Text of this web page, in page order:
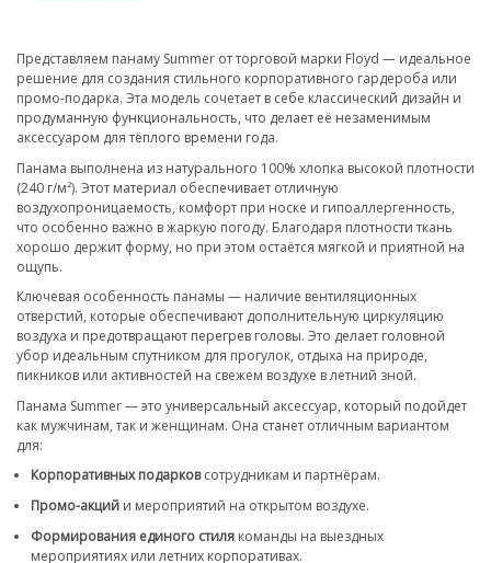
Представляем панаму Summer от торговой марки Floyd — идеальное
решение для создания стильного корпоративного гардероба или
промо-подарка. Эта модель сочетает в себе классический дизайн и
продуманную функциональность, что делает её незаменимым
аксессуаром для тёплого времени года.
Панама выполнена из натурального 100% хлопка высокой плотности
(240 г/м²). Этот материал обеспечивает отличную
воздухопроницаемость, комфорт при носке и гипоаллергенность,
что особенно важно в жаркую погоду. Благодаря плотности ткань
хорошо держит форму, но при этом остаётся мягкой и приятной на
ощупь.
Ключевая особенность панамы — наличие вентиляционных
отверстий, которые обеспечивают дополнительную циркуляцию
воздуха и предотвращают перегрев головы. Это делает головной
убор идеальным спутником для прогулок, отдыха на природе,
пикников или активностей на свежем воздухе в летний зной.
Панама Summer — это универсальный аксессуар, который подойдет
как мужчинам, так и женщинам. Она станет отличным вариантом
для:
Корпоративных подарков сотрудникам и партнёрам.
Промо-акций и мероприятий на открытом воздухе.
Формирования единого стиля команды на выездных
мероприятиях или летних корпоративах.